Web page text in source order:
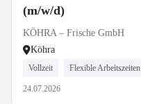
(m/w/d)
KÖHRA – Frische GmbH
Köhra
Vollzeit Flexible Arbeitszeiten
24.07.2026